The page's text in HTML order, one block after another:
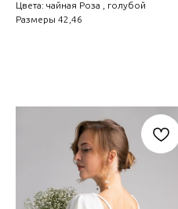
Цвета: чайная Роза , голубой
Размеры 42,46